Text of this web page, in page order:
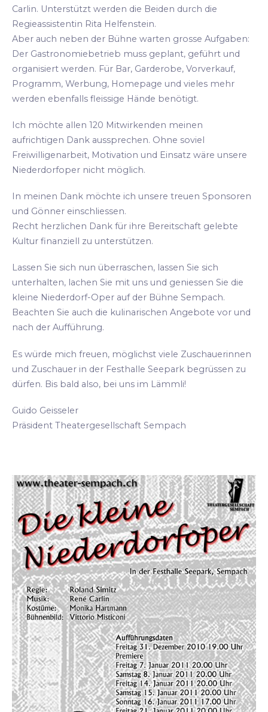
Carlin. Unterstützt werden die Beiden durch die
Regieassistentin Rita Helfenstein.
Aber auch neben der Bühne warten grosse Aufgaben:
Der Gastronomiebetrieb muss geplant, geführt und
organisiert werden. Für Bar, Garderobe, Vorverkauf,
Programm, Werbung, Homepage und vieles mehr
werden ebenfalls fleissige Hände benötigt.
Ich möchte allen 120 Mitwirkenden meinen
aufrichtigen Dank aussprechen. Ohne soviel
Freiwilligenarbeit, Motivation und Einsatz wäre unsere
Niederdorfoper nicht möglich.
In meinen Dank möchte ich unsere treuen Sponsoren
und Gönner einschliessen.
Recht herzlichen Dank für ihre Bereitschaft gelebte
Kultur finanziell zu unterstützen.
Lassen Sie sich nun überraschen, lassen Sie sich
unterhalten, lachen Sie mit uns und geniessen Sie die
kleine Niederdorf-Oper auf der Bühne Sempach.
Beachten Sie auch die kulinarischen Angebote vor und
nach der Aufführung.
Es würde mich freuen, möglichst viele Zuschauerinnen
und Zuschauer in der Festhalle Seepark begrüssen zu
dürfen. Bis bald also, bei uns im Lämmli!
Guido Geisseler
Präsident Theatergesellschaft Sempach